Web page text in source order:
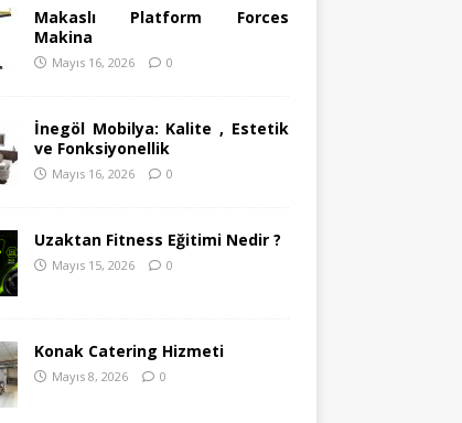
Makaslı Platform Forces
Makina
Mayıs 16, 2026 0
İnegöl Mobilya: Kalite , Estetik
ve Fonksiyonellik
Mayıs 16, 2026 0
Uzaktan Fitness Eğitimi Nedir ?
Mayıs 15, 2026 0
Konak Catering Hizmeti
Mayıs 8, 2026 0